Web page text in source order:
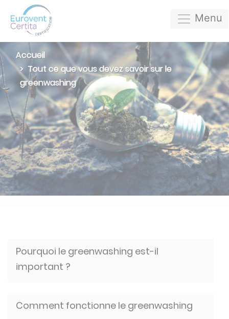
Menu
Accueil
Tout ce que vous devez savoir sur le
greenwashing
Pourquoi le greenwashing est-il
important ?
Comment fonctionne le greenwashing